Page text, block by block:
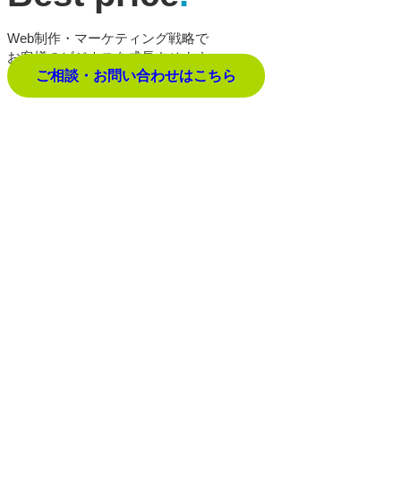
Web制作・マーケティング戦略で
お客様のビジネスを成長させます。
ご相談・お問い合わせはこちら